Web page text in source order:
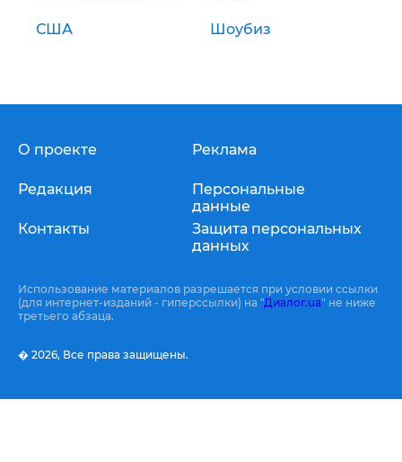
США Шоубиз
О проекте
Редакция
Контакты
Реклама
Персональные
данные
Защита персональных
данных
Использование материалов разрешается при условии ссылки
(для интернет-изданий - гиперссылки) на "Диалог.ua" не ниже
третьего абзаца.
� 2026, Все права защищены.